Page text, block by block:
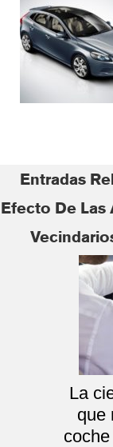
Entradas
Efecto De Las
La
que